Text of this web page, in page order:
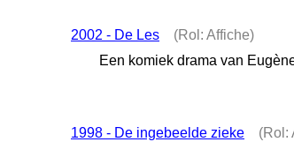
2002 - De Les
(Rol: Affiche)
Een komiek drama van
1998 - De ingebeelde zieke
(Rol: